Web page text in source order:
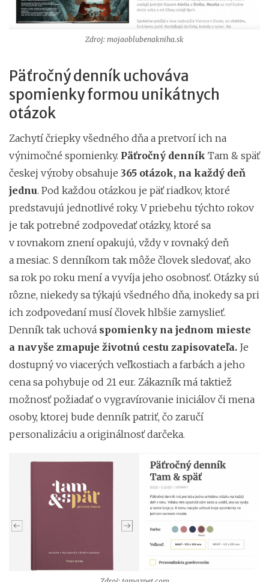
Zdroj: mojaoblubenakniha.sk
Päťročný denník uchováva
spomienky formou unikátnych
otázok
Zachytí čriepky všedného dňa a pretvorí ich na
výnimočné spomienky. Päťročný denník Tam & späť
českej výroby obsahuje 365 otázok, na každý deň
jednu. Pod každou otázkou je päť riadkov, ktoré
predstavujú jednotlivé roky. V priebehu týchto rokov
je tak potrebné zodpovedať otázky, ktoré sa
v rovnakom znení opakujú, vždy v rovnaký deň
a mesiac. S denníkom tak môže človek sledovať, ako
sa rok po roku mení a vyvíja jeho osobnosť. Otázky sú
rôzne, niekedy sa týkajú všedného dňa, inokedy sa pri
ich zodpovedaní musí človek hlbšie zamyslieť.
Denník tak uchová spomienky na jednom mieste
a navyše zmapuje životnú cestu zapisovateľa. Je
dostupný vo viacerých veľkostiach a farbách a jeho
cena sa pohybuje od 21 eur. Zákazník má taktiež
možnosť požiadať o vygravírovanie iniciálov či mena
osoby, ktorej bude denník patriť, čo zaručí
personalizáciu a originálnosť darčeka.